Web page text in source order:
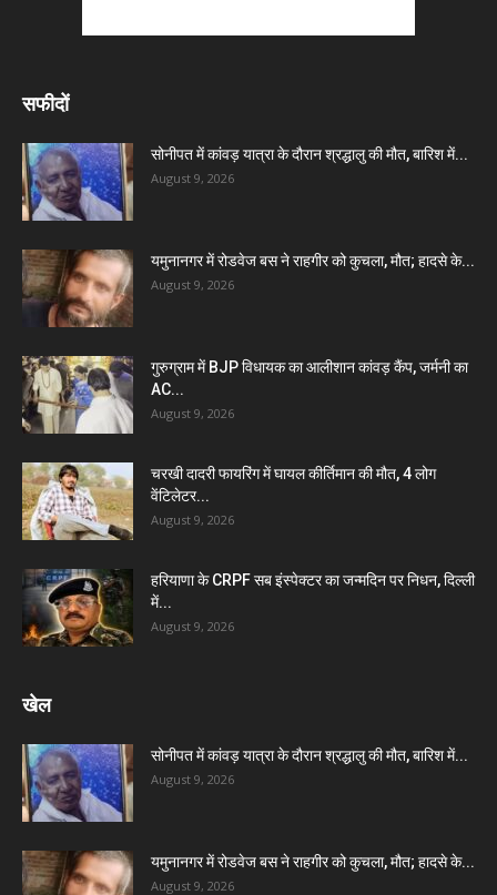
सफीदों
सोनीपत में कांवड़ यात्रा के दौरान श्रद्धालु की मौत, बारिश में...
August 9, 2026
यमुनानगर में रोडवेज बस ने राहगीर को कुचला, मौत; हादसे के...
August 9, 2026
गुरुग्राम में BJP विधायक का आलीशान कांवड़ कैंप, जर्मनी का
AC...
August 9, 2026
चरखी दादरी फायरिंग में घायल कीर्तिमान की मौत, 4 लोग
वेंटिलेटर...
August 9, 2026
हरियाणा के CRPF सब इंस्पेक्टर का जन्मदिन पर निधन, दिल्ली
में...
August 9, 2026
खेल
सोनीपत में कांवड़ यात्रा के दौरान श्रद्धालु की मौत, बारिश में...
August 9, 2026
यमुनानगर में रोडवेज बस ने राहगीर को कुचला, मौत; हादसे के...
August 9, 2026